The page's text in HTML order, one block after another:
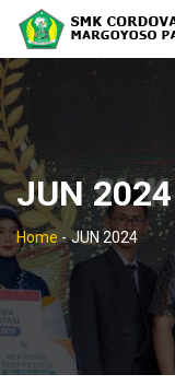
JUN 2024
Home - JUN 2024